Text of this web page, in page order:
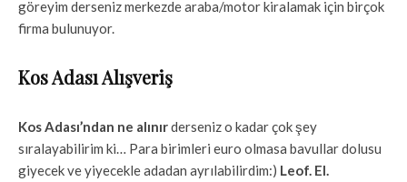
göreyim derseniz merkezde araba/motor kiralamak için birçok
firma bulunuyor.
Kos Adası Alışveriş
Kos Adası’ndan ne alınırderseniz o kadar çok şey
sıralayabilirim ki… Para birimleri euro olmasa bavullar dolusu
giyecek ve yiyecekle adadan ayrılabilirdim:) Leof. El.